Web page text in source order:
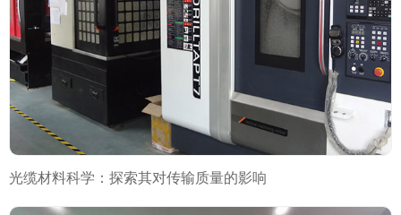
光缆材料科学：探索其对传输质量的影响